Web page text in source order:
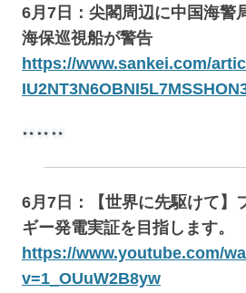
6月7日：尖閣周辺に中国海
海保巡視船が警告
https://www.sankei.com/
6月7日：【世界に先駆けて】
ギー発電実証を目指します。
https://www.youtube.com/
v=1_OUuW2B8yw